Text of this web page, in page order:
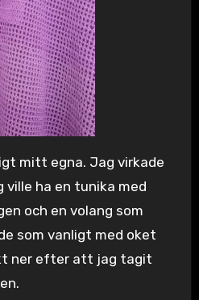
mitt egna. Jag virkade
ha en tunika med
och en volang som
som vanligt med oket
ner efter att jag tagit